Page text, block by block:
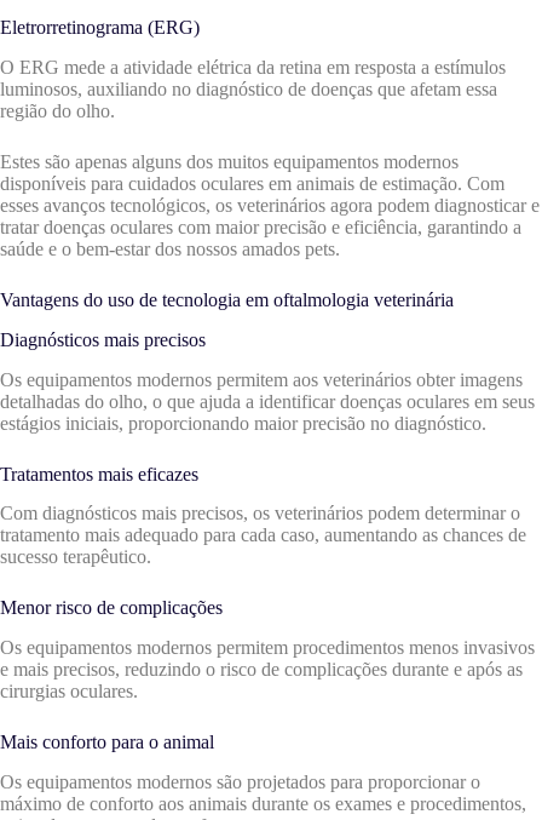
Eletrorretinograma (ERG)
O ERG mede a atividade elétrica da retina em resposta a estímulos
luminosos, auxiliando no diagnóstico de doenças que afetam essa
região do olho.
Estes são apenas alguns dos muitos equipamentos modernos
disponíveis para cuidados oculares em animais de estimação. Com
esses avanços tecnológicos, os veterinários agora podem diagnosticar e
tratar doenças oculares com maior precisão e eficiência, garantindo a
saúde e o bem-estar dos nossos amados pets.
Vantagens do uso de tecnologia em oftalmologia veterinária
Diagnósticos mais precisos
Os equipamentos modernos permitem aos veterinários obter imagens
detalhadas do olho, o que ajuda a identificar doenças oculares em seus
estágios iniciais, proporcionando maior precisão no diagnóstico.
Tratamentos mais eficazes
Com diagnósticos mais precisos, os veterinários podem determinar o
tratamento mais adequado para cada caso, aumentando as chances de
sucesso terapêutico.
Menor risco de complicações
Os equipamentos modernos permitem procedimentos menos invasivos
e mais precisos, reduzindo o risco de complicações durante e após as
cirurgias oculares.
Mais conforto para o animal
Os equipamentos modernos são projetados para proporcionar o
máximo de conforto aos animais durante os exames e procedimentos,